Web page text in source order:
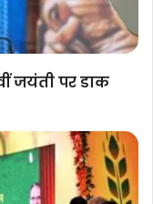
जयंती पर डाक